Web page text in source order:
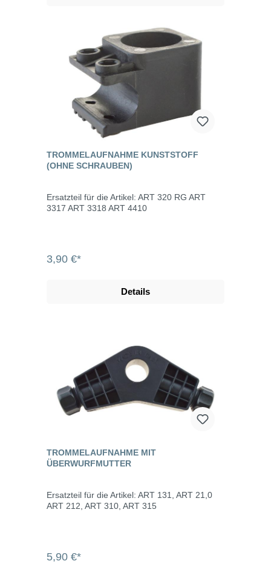
TROMMELAUFNAHME KUNSTSTOFF
(OHNE SCHRAUBEN)
Ersatzteil für die Artikel: ART 320 RG ART
3317 ART 3318 ART 4410
3,90 €*
Details
TROMMELAUFNAHME MIT
ÜBERWURFMUTTER
Ersatzteil für die Artikel: ART 131, ART 21,0
ART 212, ART 310, ART 315
5,90 €*